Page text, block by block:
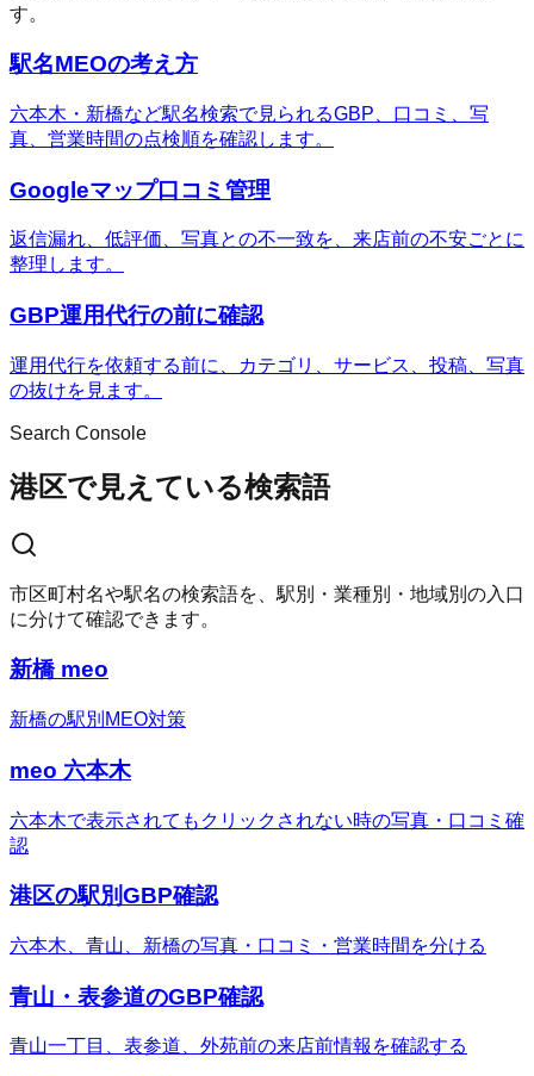
す。
駅名MEOの考え方
六本木・新橋など駅名検索で見られるGBP、口コミ、写
真、営業時間の点検順を確認します。
Googleマップ口コミ管理
返信漏れ、低評価、写真との不一致を、来店前の不安ごとに
整理します。
GBP運用代行の前に確認
運用代行を依頼する前に、カテゴリ、サービス、投稿、写真
の抜けを見ます。
Search Console
港区で見えている検索語
市区町村名や駅名の検索語を、駅別・業種別・地域別の入口
に分けて確認できます。
新橋 meo
新橋の駅別MEO対策
meo 六本木
六本木で表示されてもクリックされない時の写真・口コミ確
認
港区の駅別GBP確認
六本木、青山、新橋の写真・口コミ・営業時間を分ける
青山・表参道のGBP確認
青山一丁目、表参道、外苑前の来店前情報を確認する